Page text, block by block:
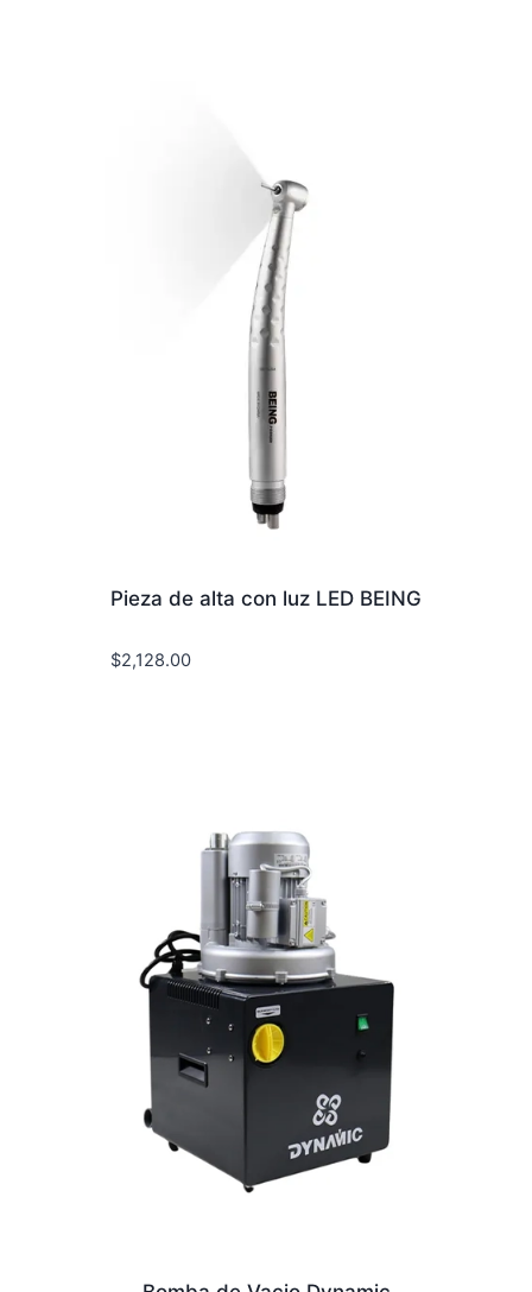
Pieza de alta con luz LED BEING
$2,128.00